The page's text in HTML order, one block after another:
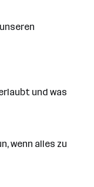
und was
wenn alles zu